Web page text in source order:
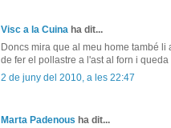
Visc a la Cuina ha dit...
Doncs mira que al meu home també
de fer el pollastre a l'ast al forn i
2 de juny del 2010, a les 22:47
Marta Padenous ha dit...